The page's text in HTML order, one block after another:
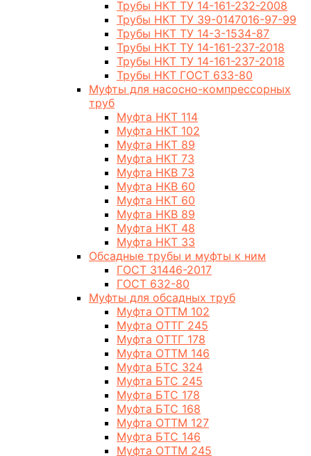
Трубы НКТ ТУ 14-161-232-2008
Трубы НКТ ТУ 39-0147016-97-99
Трубы НКТ ТУ 14-3-1534-87
Трубы НКТ ТУ 14-161-237-2018
Трубы НКТ ТУ 14-161-237-2018
Трубы НКТ ГОСТ 633-80
Муфты для насосно-компрессорных
труб
Муфта НКТ 114
Муфта НКТ 102
Муфта НКТ 89
Муфта НКТ 73
Муфта НКВ 73
Муфта НКВ 60
Муфта НКТ 60
Муфта НКВ 89
Муфта НКТ 48
Муфта НКТ 33
Обсадные трубы и муфты к ним
ГОСТ 31446-2017
ГОСТ 632-80
Муфты для обсадных труб
Муфта ОТТМ 102
Муфта ОТТГ 245
Муфта ОТТГ 178
Муфта ОТТМ 146
Муфта БТС 324
Муфта БТС 245
Муфта БТС 178
Муфта БТС 168
Муфта ОТТМ 127
Муфта БТС 146
Муфта ОТТМ 245